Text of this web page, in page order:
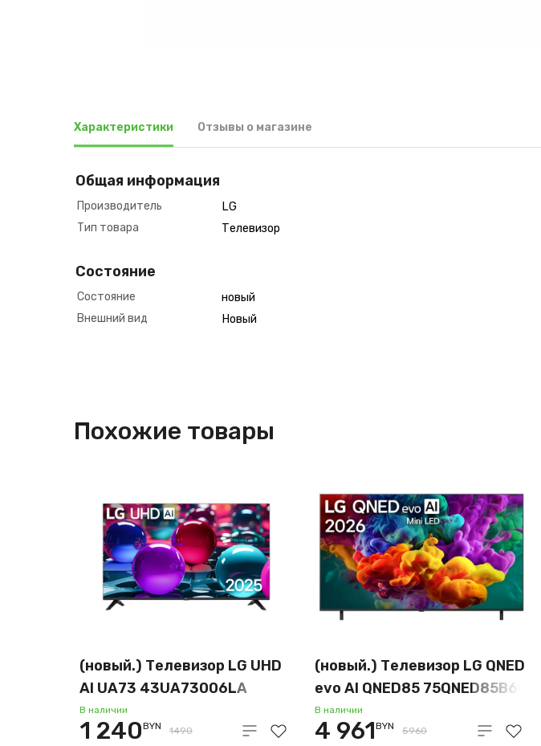
Характеристики Отзывы о магазине
Общая информация
Производитель
LG
Тип товара
Телевизор
Состояние
Состояние
новый
Внешний вид
Новый
Похожие товары
(новый.) Телевизор LG UHD
AI UA73 43UA73006LA
В наличии
1 240BYN 1490
(новый.) Телевизор LG QNED
evo AI QNED85 75QNED85B6C
В наличии
4 961BYN 5960